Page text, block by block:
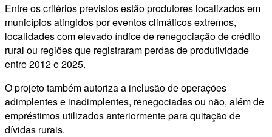
Entre os critérios previstos estão produtores localizados em
municípios atingidos por eventos climáticos extremos,
localidades com elevado índice de renegociação de crédito
rural ou regiões que registraram perdas de produtividade
entre 2012 e 2025.
O projeto também autoriza a inclusão de operações
adimplentes e inadimplentes, renegociadas ou não, além de
empréstimos utilizados anteriormente para quitação de
dívidas rurais.